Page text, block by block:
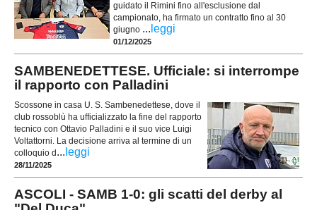
guidato il Rimini fino all'esclusione dal
campionato, ha firmato un contratto fino al 30
giugno ... leggi
01/12/2025
SAMBENEDETTESE. Ufficiale: si interrompe
il rapporto con Palladini
Scossone in casa U. S. Sambenedettese, dove il
club rossoblù ha ufficializzato la fine del rapporto
tecnico con Ottavio Palladini e il suo vice Luigi
Voltattorni. La decisione arriva al termine di un
colloquio d ... leggi
28/11/2025
ASCOLI - SAMB 1-0: gli scatti del derby al